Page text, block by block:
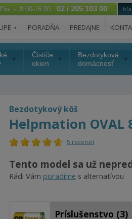
Pia - 8:00-16:00 02 / 205 103 00
PORADŇA PREDAJNE
Čističe
okien
Bezdotyková
domácnosť
Bezdotykový kôš
Helpmation OVAL
5 recenzií
Tento model sa už
Rádi Vám poradíme s alternatívou
Príslušenstvo (3)